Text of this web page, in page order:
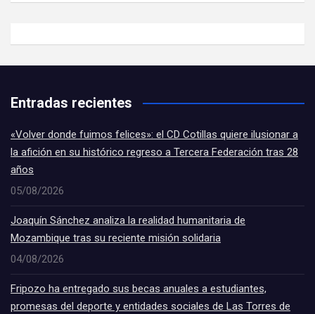
Entradas recientes
«Volver donde fuimos felices»: el CD Cotillas quiere ilusionar a
la afición en su histórico regreso a Tercera Federación tras 28
años
05/08/2026
Joaquín Sánchez analiza la realidad humanitaria de
Mozambique tras su reciente misión solidaria
04/08/2026
Fripozo ha entregado sus becas anuales a estudiantes,
promesas del deporte y entidades sociales de Las Torres de